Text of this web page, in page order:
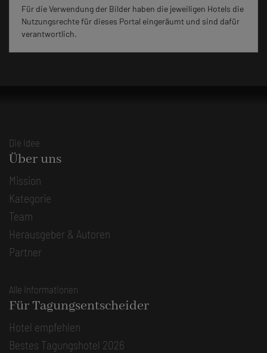
Für die Verwendung der Bilder haben die jeweiligen Hotels die
Nutzungsrechte für dieses Portal eingeräumt und sind dafür
verantwortlich.
Die Idee
Über uns
Mission
Kategorie
Team
Herausgeber & Autoren
Partner
Alle Informationen
Für Tagungsentscheider
Hotel empfehlen
Bestes Tagungshotel 2026